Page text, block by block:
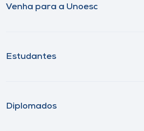
Venha para a Unoesc
Estudantes
Diplomados